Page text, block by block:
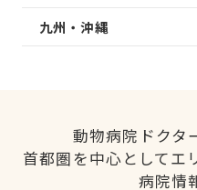
九州・沖縄
動物病院ドクタ
首都圏を中心としてエ
病院情